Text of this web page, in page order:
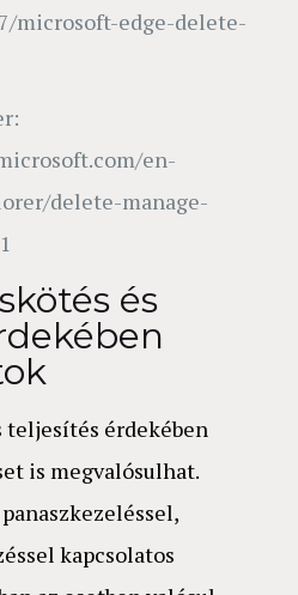
microsoft-edge-delete-
en-
delete-manage-
és
teljesítés érdekében
is megvalósulhat.
kapcsolatos